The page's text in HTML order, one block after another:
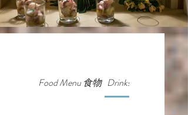
Food Menu 食物 Drinks Menu 飲品